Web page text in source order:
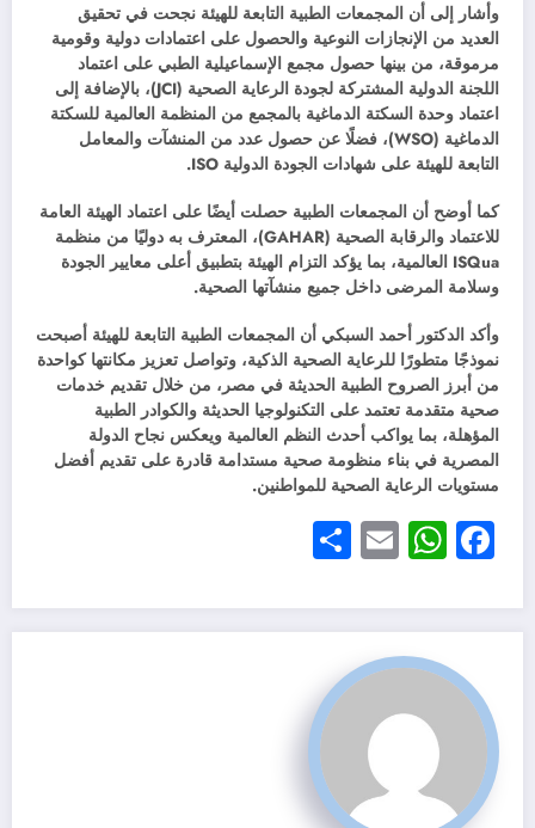
وأشار إلى أن المجمعات الطبية التابعة للهيئة نجحت في تحقيق
العديد من الإنجازات النوعية والحصول على اعتمادات دولية وقومية
مرموقة، من بينها حصول مجمع الإسماعيلية الطبي على اعتماد
اللجنة الدولية المشتركة لجودة الرعاية الصحية (JCI)، بالإضافة إلى
اعتماد وحدة السكتة الدماغية بالمجمع من المنظمة العالمية للسكتة
الدماغية (WSO)، فضلًا عن حصول عدد من المنشآت والمعامل
التابعة للهيئة على شهادات الجودة الدولية ISO.
كما أوضح أن المجمعات الطبية حصلت أيضًا على اعتماد الهيئة العامة
للاعتماد والرقابة الصحية (GAHAR)، المعترف به دوليًا من منظمة
ISQua العالمية، بما يؤكد التزام الهيئة بتطبيق أعلى معايير الجودة
وسلامة المرضى داخل جميع منشآتها الصحية.
وأكد الدكتور أحمد السبكي أن المجمعات الطبية التابعة للهيئة أصبحت
نموذجًا متطورًا للرعاية الصحية الذكية، وتواصل تعزيز مكانتها كواحدة
من أبرز الصروح الطبية الحديثة في مصر، من خلال تقديم خدمات
صحية متقدمة تعتمد على التكنولوجيا الحديثة والكوادر الطبية
المؤهلة، بما يواكب أحدث النظم العالمية ويعكس نجاح الدولة
المصرية في بناء منظومة صحية مستدامة قادرة على تقديم أفضل
مستويات الرعاية الصحية للمواطنين.
Facebook
WhatsApp
Email